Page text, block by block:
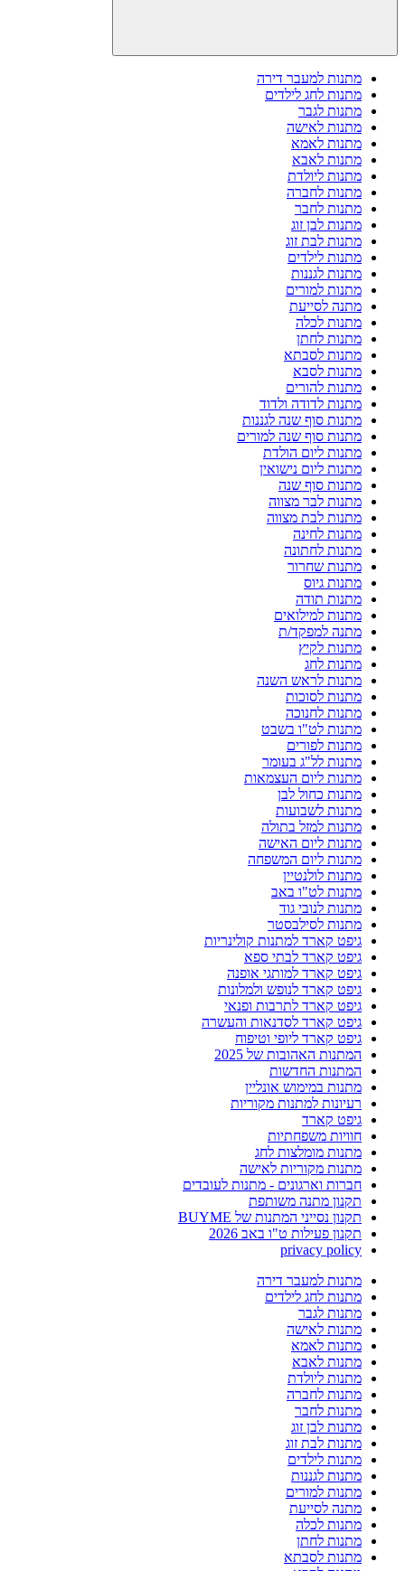
מתנות למעבר דירה
מתנות לחג לילדים
מתנות לגבר
מתנות לאישה
מתנות לאמא
מתנות לאבא
מתנות ליולדת
מתנות לחברה
מתנות לחבר
מתנות לבן זוג
מתנות לבת זוג
מתנות לילדים
מתנות לגננות
מתנות למורים
מתנה לסייעת
מתנות לכלה
מתנות לחתן
מתנות לסבתא
מתנות לסבא
מתנות להורים
מתנות לדודה ולדוד
מתנות סוף שנה לגננות
מתנות סוף שנה למורים
מתנות ליום הולדת
מתנות ליום נישואין
מתנות סוף שנה
מתנות לבר מצווה
מתנות לבת מצווה
מתנות לחינה
מתנות לחתונה
מתנות שחרור
מתנות גיוס
מתנות תודה
מתנות למילואים
מתנה למפקד/ת
מתנות לקיץ
מתנות לחג
מתנות לראש השנה
מתנות לסוכות
מתנות לחנוכה
מתנות לט"ו בשבט
מתנות לפורים
מתנות לל"ג בעומר
מתנות ליום העצמאות
מתנות כחול לבן
מתנות לשבועות
מתנות למזל בתולה
מתנות ליום האישה
מתנות ליום המשפחה
מתנות לולנטיין
מתנות לט"ו באב
מתנות לנובי גוד
מתנות לסילבסטר
גיפט קארד למתנות קולינריות
גיפט קארד לבתי ספא
גיפט קארד למותגי אופנה
גיפט קארד לנופש ולמלונות
גיפט קארד לתרבות ופנאי
גיפט קארד לסדנאות והעשרה
גיפט קארד ליופי וטיפוח
המתנות האהובות של 2025
המתנות החדשות
מתנות במימוש אונליין
רעיונות למתנות מקוריות
גיפט קארד
חוויות משפחתיות
מתנות מומלצות לחג
מתנות מקוריות לאישה
חברות וארגונים - מתנות לעובדים
תקנון מתנה משותפת
תקנון נסייני המתנות של BUYME
תקנון פעילות ט"ו באב 2026
privacy policy
מתנות למעבר דירה
מתנות לחג לילדים
מתנות לגבר
מתנות לאישה
מתנות לאמא
מתנות לאבא
מתנות ליולדת
מתנות לחברה
מתנות לחבר
מתנות לבן זוג
מתנות לבת זוג
מתנות לילדים
מתנות לגננות
מתנות למורים
מתנה לסייעת
מתנות לכלה
מתנות לחתן
מתנות לסבתא